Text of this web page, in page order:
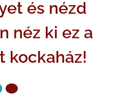
és nézd
néz ki ez a
kockaház!